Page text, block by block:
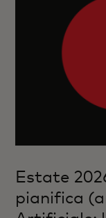
Estate
pianifica